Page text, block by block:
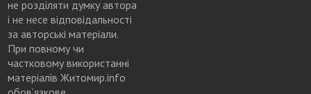
не розділяти думку автора
і не несе відповідальності
за авторські матеріали.
При повному чи
частковому використанні
матеріалів Житомир.info